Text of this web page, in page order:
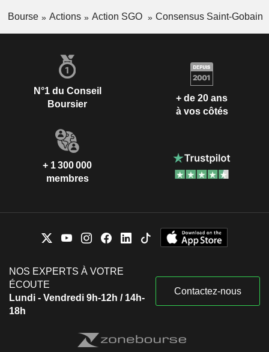
Bourse Actions Action SGO Consensus Saint-Gobain
N°1 du Conseil
Boursier
+ de 20 ans
à vos côtés
+ 1 300 000
membres
NOS EXPERTS À VOTRE
ÉCOUTE
Lundi - Vendredi 9h-12h / 14h-
18h
Contactez-nous